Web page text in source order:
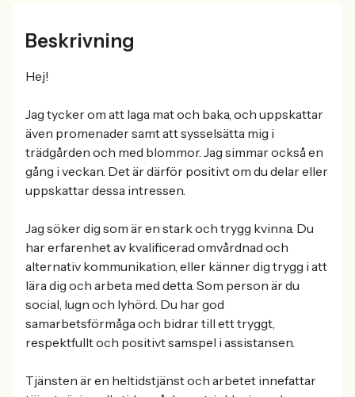
Beskrivning
Hej!
Jag tycker om att laga mat och baka, och uppskattar
även promenader samt att sysselsätta mig i
trädgården och med blommor. Jag simmar också en
gång i veckan. Det är därför positivt om du delar eller
uppskattar dessa intressen.
Jag söker dig som är en stark och trygg kvinna. Du
har erfarenhet av kvalificerad omvårdnad och
alternativ kommunikation, eller känner dig trygg i att
lära dig och arbeta med detta. Som person är du
social, lugn och lyhörd. Du har god
samarbetsförmåga och bidrar till ett tryggt,
respektfullt och positivt samspel i assistansen.
Tjänsten är en heltidstjänst och arbetet innefattar